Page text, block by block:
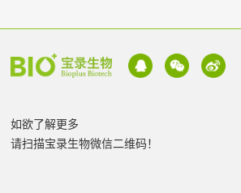
如欲了解更多
请扫描宝录生物微信二维码！